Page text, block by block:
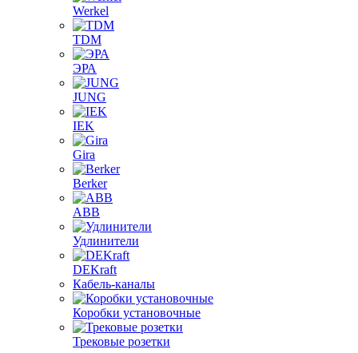
Werkel
TDM
ЭРА
JUNG
IEK
Gira
Berker
ABB
Удлинители
DEKraft
Кабель-каналы
Коробки установочные
Трековые розетки